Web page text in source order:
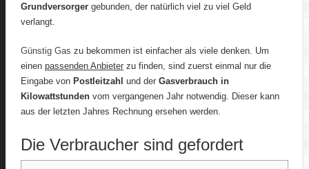
Grundversorger gebunden, der natürlich viel zu viel Geld
verlangt.
Günstig Gaszu bekommen ist einfacher als viele denken. Um
einenpassenden Anbieter zu finden, sind zuerst einmal nur die
Eingabe von Postleitzahl und derGasverbrauch in
Kilowattstunden vom vergangenen Jahr notwendig. Dieser kann
aus der letzten Jahres Rechnung ersehen werden.
Die Verbraucher sind gefordert